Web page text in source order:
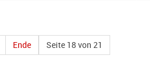
Seite 18 von 21
Ende